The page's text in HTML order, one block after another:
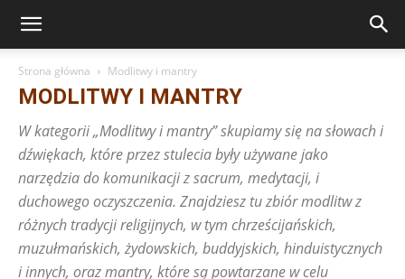
Strona główna Modlitwy i mantry
MODLITWY I MANTRY
W kategorii „Modlitwy i mantry” skupiamy się na słowach i
dźwiękach, które przez stulecia były używane jako
narzędzia do komunikacji z sacrum, medytacji, i
duchowego oczyszczenia. Znajdziesz tu zbiór modlitw z
różnych tradycji religijnych, w tym chrześcijańskich,
muzułmańskich, żydowskich, buddyjskich, hinduistycznych
i innych, oraz mantry, które są powtarzane w celu